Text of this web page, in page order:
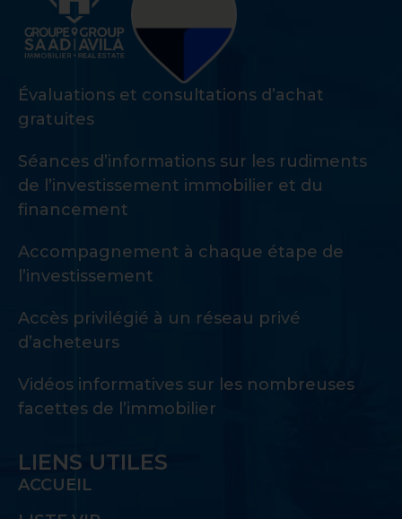
Évaluations et consultations d’achat
gratuites
Séances d’informations sur les rudiments
de l’investissement immobilier et du
financement
Accompagnement à chaque étape de
l’investissement
Accès privilégié à un réseau privé
d’acheteurs
Vidéos informatives sur les nombreuses
facettes de l’immobilier
LIENS UTILES
ACCUEIL